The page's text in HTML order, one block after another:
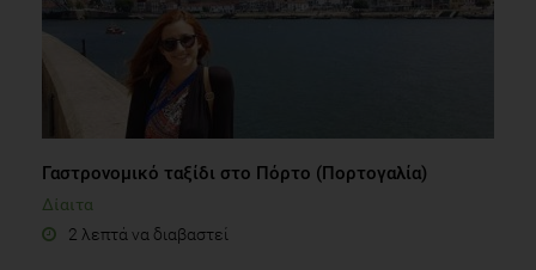
Γαστρονομικό ταξίδι στο Πόρτο (Πορτογαλία)
Δίαιτα
2 λεπτά να διαβαστεί